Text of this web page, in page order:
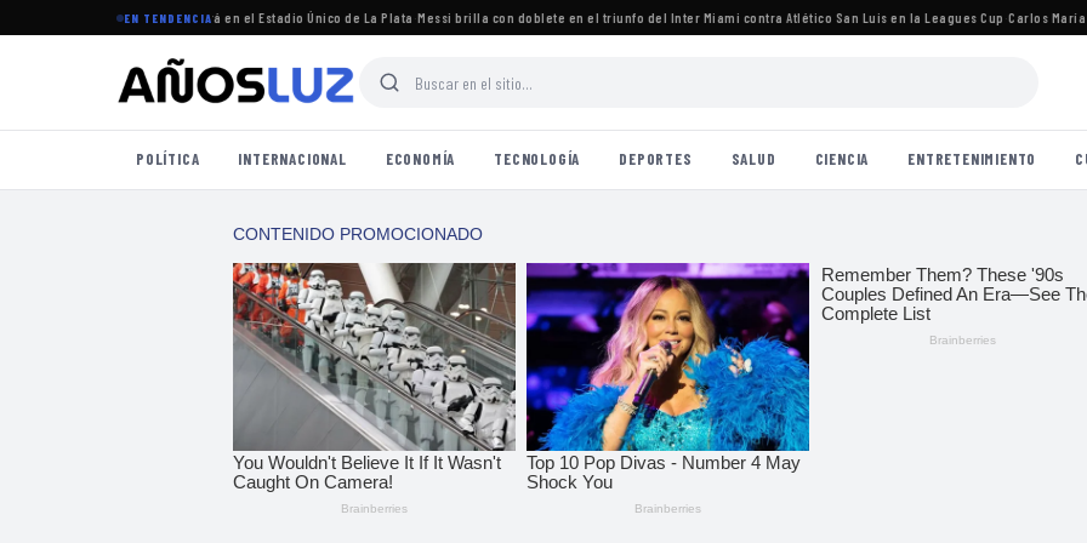
EN TENDENCIA
Clausura 2026 se jugará en el Estadio Único de La Plata·Messi brilla con doblete en el triunfo del Inter Miami contra Atlético San Luis en la Leagues Cup· Carlos María
POLÍTICA INTERNACIONAL ECONOMÍA TECNOLOGÍA DEPORTES SALUD CIENCIA ENTRETENIMIENTO